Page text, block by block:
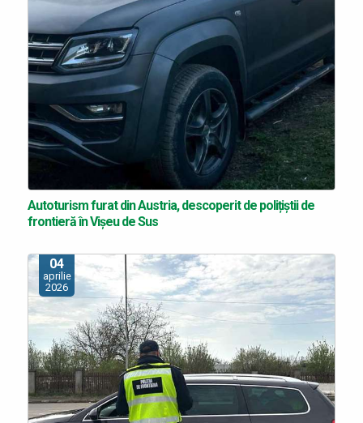
Autoturism furat din Austria, descoperit de polițiștii de
frontieră în Vișeu de Sus
04
aprilie
2026